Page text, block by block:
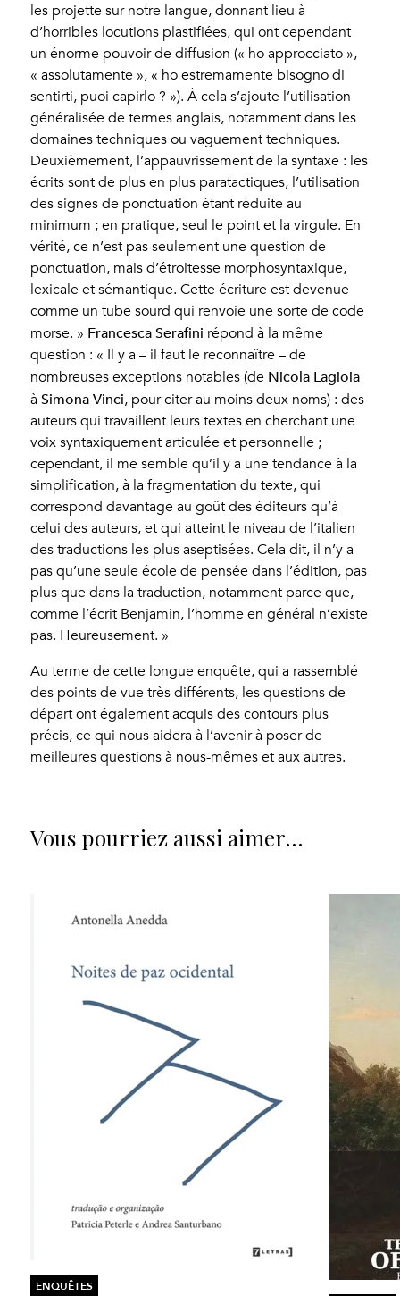
les projette sur notre langue, donnant lieu à
d’horribles locutions plastifiées, qui ont cependant
un énorme pouvoir de diffusion (« ho approcciato »,
« assolutamente », « ho estremamente bisogno di
sentirti, puoi capirlo ? »). À cela s’ajoute l’utilisation
généralisée de termes anglais, notamment dans les
domaines techniques ou vaguement techniques.
Deuxièmement, l’appauvrissement de la syntaxe : les
écrits sont de plus en plus paratactiques, l’utilisation
des signes de ponctuation étant réduite au
minimum ; en pratique, seul le point et la virgule. En
vérité, ce n’est pas seulement une question de
ponctuation, mais d’étroitesse morphosyntaxique,
lexicale et sémantique. Cette écriture est devenue
comme un tube sourd qui renvoie une sorte de code
morse. » Francesca Serafini répond à la même
question : « Il y a – il faut le reconnaître – de
nombreuses exceptions notables (de Nicola Lagioia
àSimona Vinci, pour citer au moins deux noms) : des
auteurs qui travaillent leurs textes en cherchant une
voix syntaxiquement articulée et personnelle ;
cependant, il me semble qu’il y a une tendance à la
simplification, à la fragmentation du texte, qui
correspond davantage au goût des éditeurs qu’à
celui des auteurs, et qui atteint le niveau de l’italien
des traductions les plus aseptisées. Cela dit, il n’y a
pas qu’une seule école de pensée dans l’édition, pas
plus que dans la traduction, notamment parce que,
comme l’écrit Benjamin, l’homme en général n’existe
pas. Heureusement. »
Au terme de cette longue enquête, qui a rassemblé
des points de vue très différents, les questions de
départ ont également acquis des contours plus
précis, ce qui nous aidera à l’avenir à poser de
meilleures questions à nous-mêmes et aux autres.
Vous pourriez aussi aimer…
ENQUÊTES